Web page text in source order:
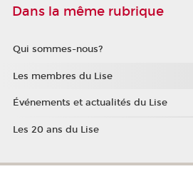
Dans la même rubrique
Qui sommes-nous?
Les membres du Lise
Événements et actualités du Lise
Les 20 ans du Lise